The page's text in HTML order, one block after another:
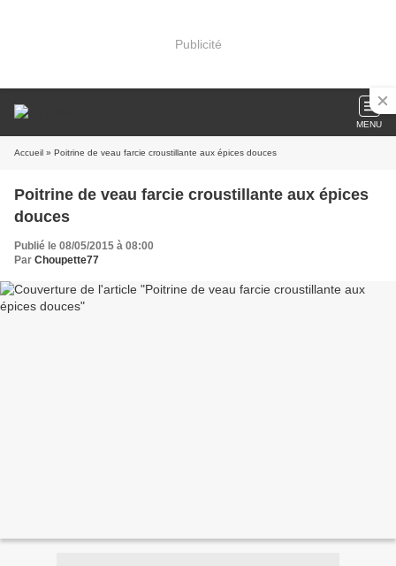
Publicité
MENU
Accueil » Poitrine de veau farcie croustillante aux épices douces
Poitrine de veau farcie croustillante aux épices
douces
Publié le 08/05/2015 à 08:00
Par Choupette77